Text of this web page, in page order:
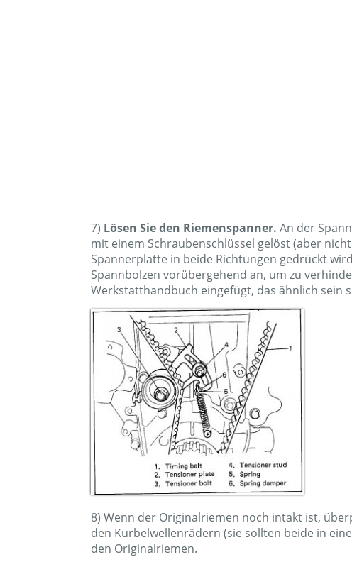
7) Lösen Sie den Riemenspanner. An der
mit einem Schraubenschlüssel gelöst (aber
Spannerplatte in beide Richtungen gedrückt
Spannbolzen vorübergehend an, um zu
Werkstatthandbuch eingefügt, das ähnlich sein
8) Wenn der Originalriemen noch intakt ist,
den Kurbelwellenrädern (sie sollten beide in
den Originalriemen.